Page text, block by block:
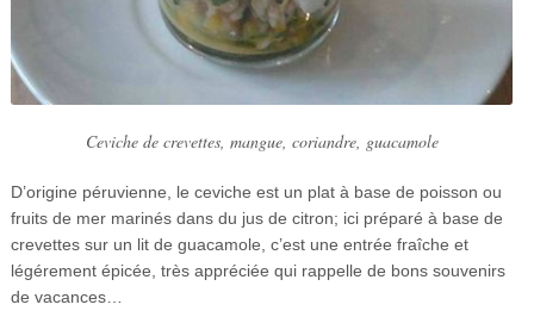
Ceviche de crevettes, mangue, coriandre, guacamole
D’origine péruvienne, le ceviche est un plat à base de poisson ou
fruits de mer marinés dans du jus de citron; ici préparé à base de
crevettes sur un lit de guacamole, c’est une entrée fraîche et
légérement épicée, très appréciée qui rappelle de bons souvenirs
de vacances…